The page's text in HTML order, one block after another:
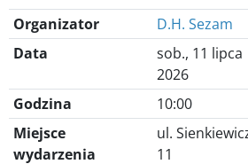
Organizator
D.H. Sezam
Data
sob., 11 lipca
2026
Godzina
10:00
Miejsce
wydarzenia
ul.
11